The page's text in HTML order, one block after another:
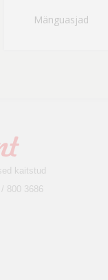
Mänguasjad
kaitstud
800 3686